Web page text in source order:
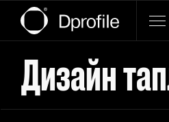
Дизайн